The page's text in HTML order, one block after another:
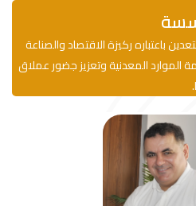
باعتباره ركيزة الاقتصاد والصناعة
الموارد المعدنية وتعزيز جضور عملاق